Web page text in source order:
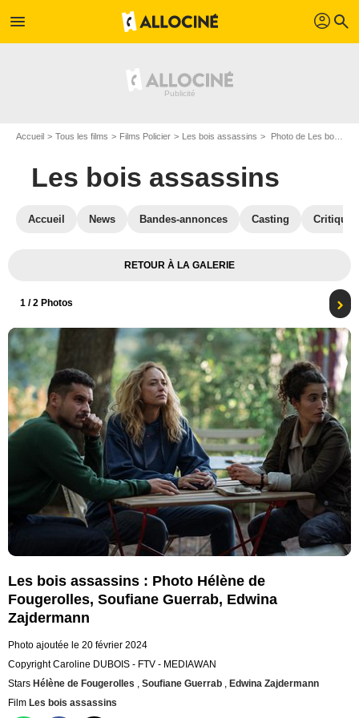
menu profil search
Accueil Tous les films Films Policier Les bois assassins Photo de Les bois assassins - Photo 1
Les bois assassins
Accueil News Bandes-annonces Casting
RETOUR À LA GALERIE
1 / 2 Photos
Les bois assassins : Photo Hélène de
Fougerolles, Soufiane Guerrab, Edwina
Zajdermann
Photo ajoutée le 20 février 2024
Copyright Caroline DUBOIS - FTV - MEDIAWAN
Stars Hélène de Fougerolles , Soufiane Guerrab , Edwina Zajdermann
Film Les bois assassins